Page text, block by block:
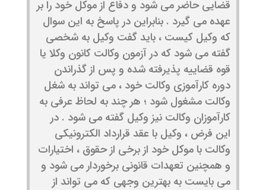
قضایی حاضر می شود و دفاع از موکل خود را بر
عهده می گیرد . بنابراین در پاسخ به این سوال
که وکیل کیست ، باید گفت وکیل به شخصی
گفته می شود که در آزمون وکالت کانون وکلا یا
قوه قضاییه پذیرفته شده و پس از گذراندن
دوره کارآموزی وکالت خود ، می تواند به شغل
وکالت مشغول شود ؛ هر چند به لحاظ عرفی به
کارآموزان وکالت نیز وکیل گفته می شود . در
این فرض ، وکیل با عقد قرارداد الکترونیکی
وکالت با موکل خود از برخی از حقوق ، اختیارات
و همچنین تعهدات قانونی برخوردار می شود و
می بایست به بهترین وجهی که می تواند از